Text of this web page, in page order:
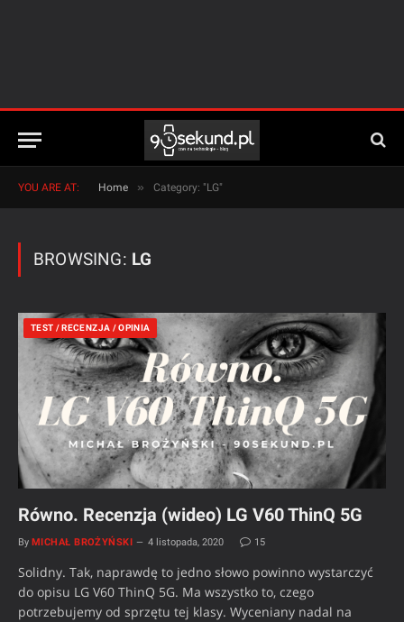
YOU ARE AT: Home » Category: "LG"
BROWSING: LG
TEST / RECENZJA / OPINIA
Równo. Recenzja (wideo) LG V60 ThinQ 5G
By MICHAŁ BROŻYŃSKI 4 listopada, 2020 15
Solidny. Tak, naprawdę to jedno słowo powinno wystarczyć
do opisu LG V60 ThinQ 5G. Ma wszystko to, czego
potrzebujemy od sprzętu tej klasy. Wyceniany nadal na